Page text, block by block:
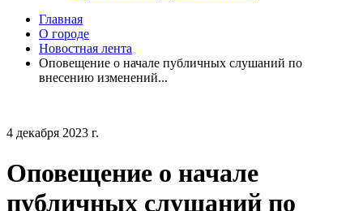
Главная
О городе
Новостная лента
Оповещение о начале публичных слушаний по
внесению изменений...
4 декабря 2023 г.
Оповещение о начале
публичных слушаний по